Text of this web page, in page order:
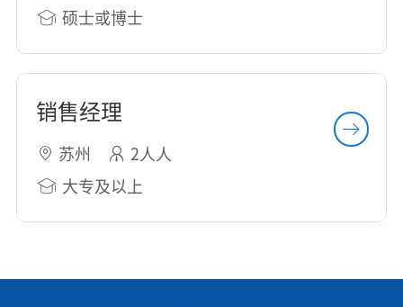
硕士或博士
销售经理
苏州
2人人
大专及以上